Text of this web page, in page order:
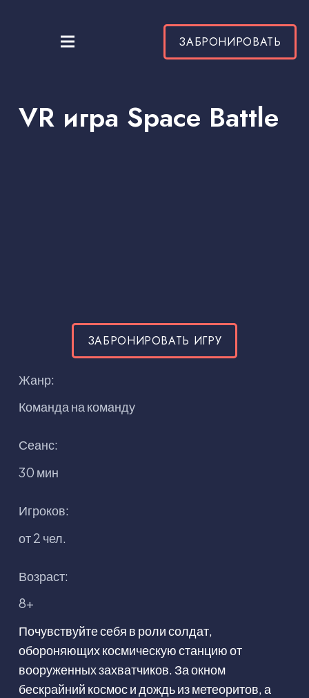
ЗАБРОНИРОВАТЬ
VR игра Space Battle
ЗАБРОНИРОВАТЬ ИГРУ
Жанр:
Команда на команду
Сеанс:
30 мин
Игроков:
от 2 чел.
Возраст:
8+
Почувствуйте себя в роли солдат,
обороняющих космическую станцию от
вооруженных захватчиков. За окном
бескрайний космос и дождь из метеоритов, а